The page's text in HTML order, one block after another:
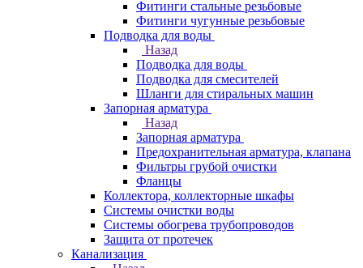
Фитинги стальные резьбовые
Фитинги чугунные резьбовые
Подводка для воды
Назад
Подводка для воды
Подводка для смесителей
Шланги для стиральных машин
Запорная арматура
Назад
Запорная арматура
Предохранительная арматура, клапана
Фильтры грубой очистки
Фланцы
Коллектора, коллекторные шкафы
Системы очистки воды
Системы обогрева трубопроводов
Защита от протечек
Канализация